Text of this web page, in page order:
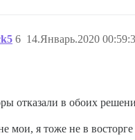
14.Январь.2020
6
отказали в обоих
мои, я тоже не в восторге